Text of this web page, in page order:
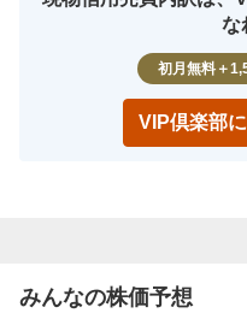
な
初月無料＋
VIP倶楽部
みんなの株価予想